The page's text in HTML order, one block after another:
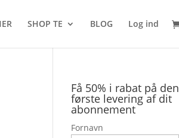
SHOP TE BLOG Log ind
Få 50% i rabat på den
første levering af dit
abonnement
Fornavn